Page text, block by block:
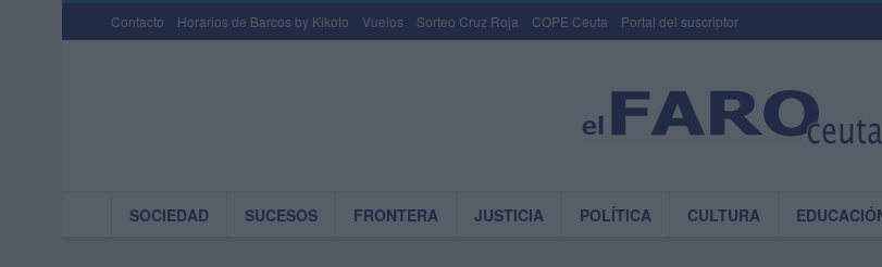
Contacto Horarios de Barcos by Kikoto Vuelos Sorteo Cruz Roja COPE Ceuta Portal del suscriptor
SOCIEDAD SUCESOS FRONTERA JUSTICIA POLÍTICA CULTURA